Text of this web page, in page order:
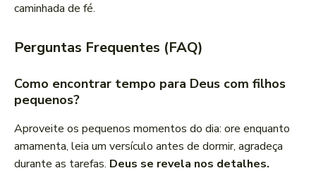
caminhada de fé.
Perguntas Frequentes (FAQ)
Como encontrar tempo para Deus com filhos
pequenos?
Aproveite os pequenos momentos do dia: ore enquanto
amamenta, leia um versículo antes de dormir, agradeça
durante as tarefas. Deus se revela nos detalhes.